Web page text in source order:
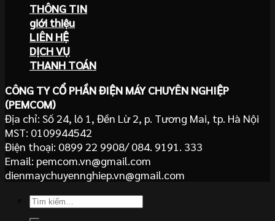
THÔNG TIN
giới thiệu
LIÊN HỆ
DỊCH VỤ
THANH TOÁN
CÔNG TY CỔ PHẦN ĐIỆN MÁY CHUYÊN NGHIỆP
(PEMCOM)
Địa chỉ: Số 24, lô 1, Đền Lừ 2, p. Tương Mai, tp. Hà Nội
MST: 0109944542
Điện thoại: 0899 22 9908/ 084. 9191. 333
Email: pemcom.vn@gmail.com
dienmaychuyennghiep.vn@gmail.com
Tìm